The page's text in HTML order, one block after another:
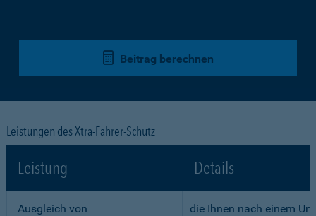
Beitrag berechnen
Leistungen des Xtra-Fahrer-Schutz
Leistung Details
Ausgleich von
die Ihnen nach einem